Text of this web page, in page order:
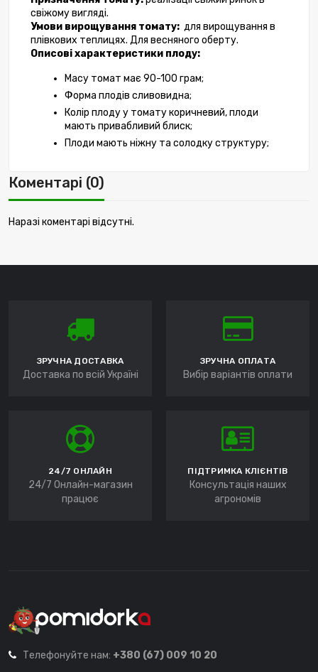
свіжому вигляді.
Умови вирощування томату: для вирощування в
плівкових теплицях. Для весняного оберту.
Описові характеристики плоду:
Масу томат має 90-100 грам;
Форма плодів сливовидна;
Колір плоду у томату коричневий, плоди
мають привабливий блиск;
Плоди мають ніжну та солодку структуру;
Коментарі (0)
Наразі коментарі відсутні.
ЗРУЧНА ДОСТАВКА
Доставка по всій Україні
ЗРУЧНА ОПЛАТА
Вибір варіантів оплати
24/7 ОНЛАЙН
24/7 Онлайн-магазин
працює
ПІДТРИМКА КЛІЄНТІВ
Консультація наших
агрономів
Телефонуйте нам: +380 (67) 009 10 20